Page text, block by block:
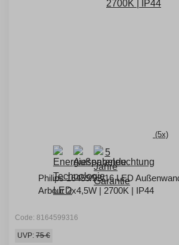
(5x)
Philips 16459/93/16 LED
Arbour 2x4,5W | 2700K | IP44
Code: 8164599316
UVP: 75 €